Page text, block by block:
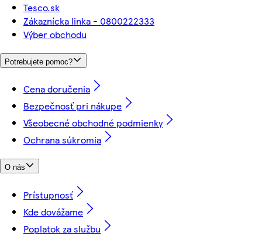
Tesco.sk
Zákaznícka linka - 0800222333
Výber obchodu
Potrebujete pomoc?
Cena doručenia
Bezpečnosť pri nákupe
Všeobecné obchodné podmienky
Ochrana súkromia
O nás
Prístupnosť
Kde dovážame
Poplatok za službu